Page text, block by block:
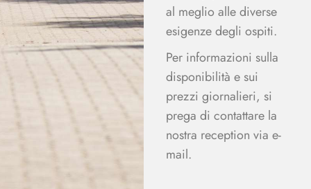
al meglio alle diverse
esigenze degli ospiti.
Per informazioni sulla
disponibilità e sui
prezzi giornalieri, si
prega di contattare la
nostra reception via e-
mail.